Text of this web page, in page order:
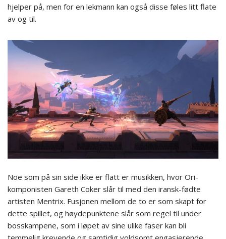
hjelper på, men for en lekmann kan også disse føles litt flate
av og til.
Noe som på sin side ikke er flatt er musikken, hvor Ori-
komponisten Gareth Coker slår til med den iransk-fødte
artisten Mentrix. Fusjonen mellom de to er som skapt for
dette spillet, og høydepunktene slår som regel til under
bosskampene, som i løpet av sine ulike faser kan bli